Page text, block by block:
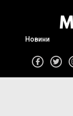
Новини